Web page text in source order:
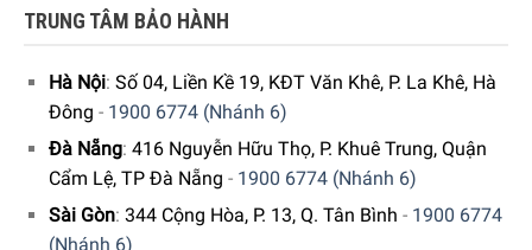
TRUNG TÂM BẢO HÀNH
Hà Nội: Số 04, Liền Kề 19, KĐT Văn Khê, P. La Khê, Hà
Đông - 1900 6774 (Nhánh 6)
Đà Nẵng: 416 Nguyễn Hữu Thọ, P. Khuê Trung, Quận
Cẩm Lệ, TP Đà Nẵng - 1900 6774 (Nhánh 6)
Sài Gòn: 344 Cộng Hòa, P. 13, Q. Tân Bình - 1900 6774
(Nhánh 6)